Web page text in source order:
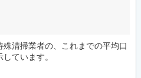
清掃業者の、これまでの平均口
ています。